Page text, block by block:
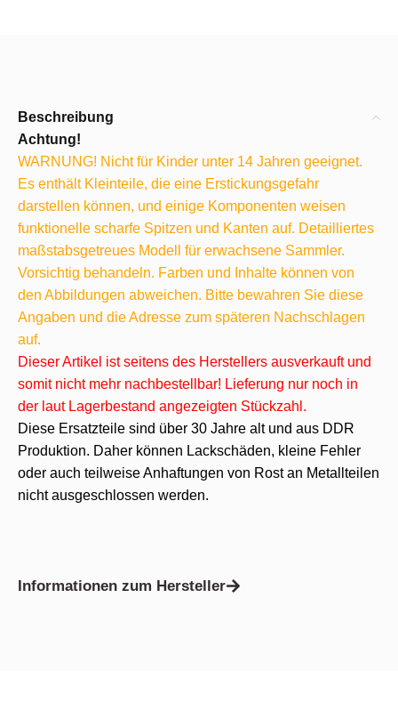
Beschreibung
Achtung!
WARNUNG! Nicht für Kinder unter 14 Jahren geeignet.
Es enthält Kleinteile, die eine Erstickungsgefahr
darstellen können, und einige Komponenten weisen
funktionelle scharfe Spitzen und Kanten auf. Detailliertes
maßstabsgetreues Modell für erwachsene Sammler.
Vorsichtig behandeln. Farben und Inhalte können von
den Abbildungen abweichen. Bitte bewahren Sie diese
Angaben und die Adresse zum späteren Nachschlagen
auf.
Dieser Artikel ist seitens des Herstellers ausverkauft und
somit nicht mehr nachbestellbar! Lieferung nur noch in
der laut Lagerbestand angezeigten Stückzahl.
Diese Ersatzteile sind über 30 Jahre alt und aus DDR
Produktion. Daher können Lackschäden, kleine Fehler
oder auch teilweise Anhaftungen von Rost an Metallteilen
nicht ausgeschlossen werden.
Informationen zum Hersteller